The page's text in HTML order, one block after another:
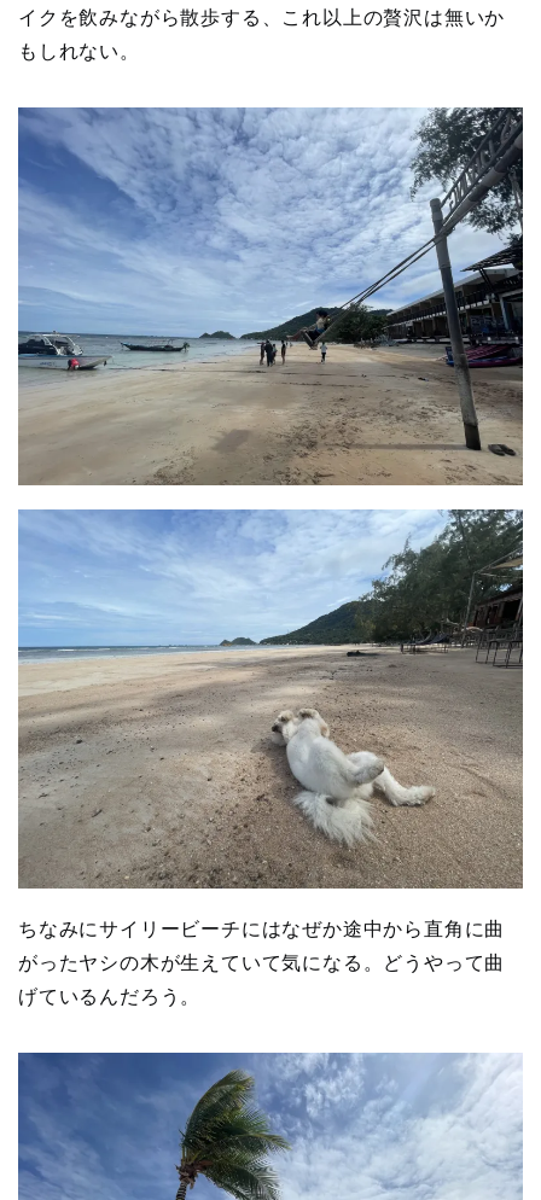
イクを飲みながら散歩する、これ以上の贅沢は無いか
もしれない。
ちなみにサイリービーチにはなぜか途中から直角に曲
がったヤシの木が生えていて気になる。どうやって曲
げているんだろう。